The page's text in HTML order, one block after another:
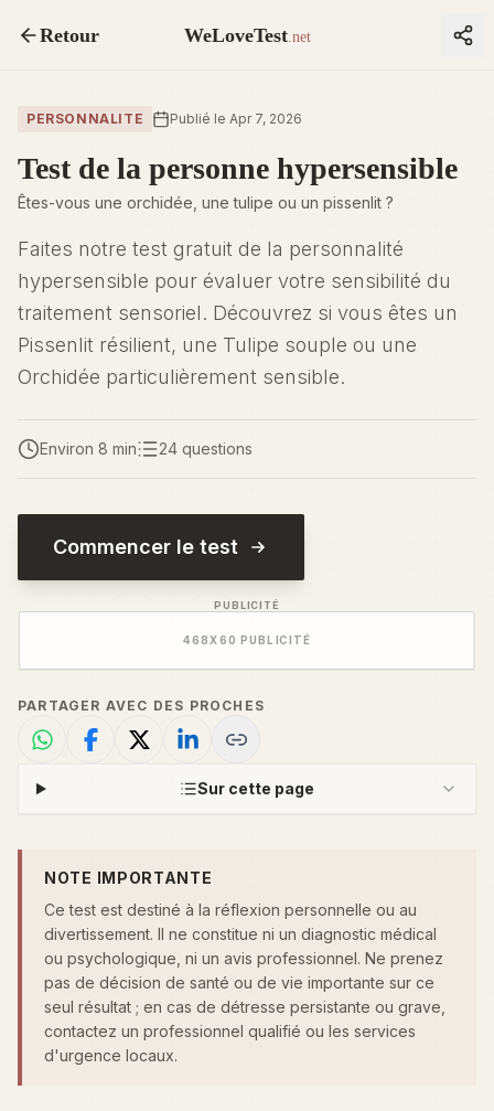
Retour WeLoveTest.net
PERSONNALITE Publié le Apr 7, 2026
Test de la personne hypersensible
Êtes-vous une orchidée, une tulipe ou un pissenlit ?
Faites notre test gratuit de la personnalité
hypersensible pour évaluer votre sensibilité du
traitement sensoriel. Découvrez si vous êtes un
Pissenlit résilient, une Tulipe souple ou une
Orchidée particulièrement sensible.
Environ 8 min 24 questions
Commencer le test
PUBLICITÉ
468X60 PUBLICITÉ
PARTAGER AVEC DES PROCHES
Sur cette page
NOTE IMPORTANTE
Ce test est destiné à la réflexion personnelle ou au
divertissement. Il ne constitue ni un diagnostic médical
ou psychologique, ni un avis professionnel. Ne prenez
pas de décision de santé ou de vie importante sur ce
seul résultat ; en cas de détresse persistante ou grave,
contactez un professionnel qualifié ou les services
d'urgence locaux.